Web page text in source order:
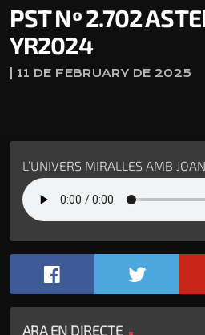
PST Nº 2.702
YR2024
| 11 DE FEBRUARY DE 2025
L’UNIVERS MIRALLES AMB
ARA EN DIRECTE